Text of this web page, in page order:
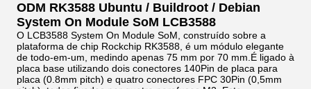
ODM RK3588 Ubuntu / Buildroot / Debian
System On Module SoM LCB3588
O LCB3588 System On Module SoM, construído sobre a
plataforma de chip Rockchip RK3588, é um módulo elegante
de todo-em-um, medindo apenas 75 mm por 70 mm.É ligado à
placa base utilizando dois conectores 140Pin de placa para
placa (0.8mm pitch) e quatro conectores FPC 30Pin (0,5mm